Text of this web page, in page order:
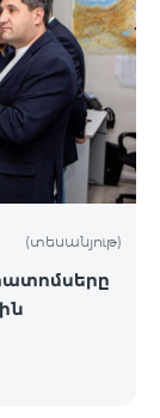
(տեսանյութ)